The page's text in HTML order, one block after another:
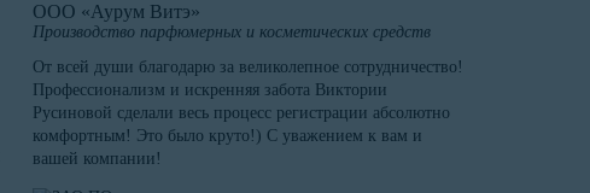
ООО «Аурум Витэ»
Производство парфюмерных и косметических средств
От всей души благодарю за великолепное сотрудничество!
Профессионализм и искренняя забота Виктории
Русиновой сделали весь процесс регистрации абсолютно
комфортным! Это было круто!) С уважением к вам и
вашей компании!